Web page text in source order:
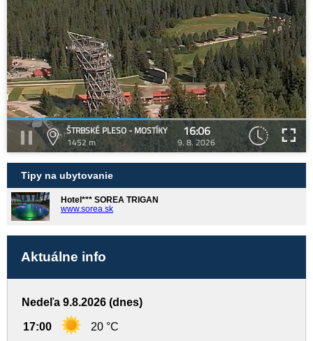
ŠTRBSKÉ PLESO - MOSTÍKY
1452 m
16:06
9. 8. 2026
Tipy na ubytovanie
Hotel*** SOREA TRIGAN
www.sorea.sk
Aktuálne info
Nedeľa 9.8.2026 (dnes)
17:00 20 °C